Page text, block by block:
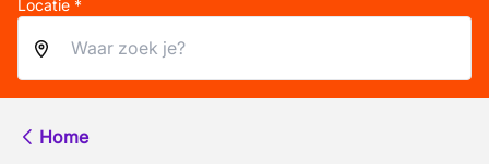
Locatie *
Home